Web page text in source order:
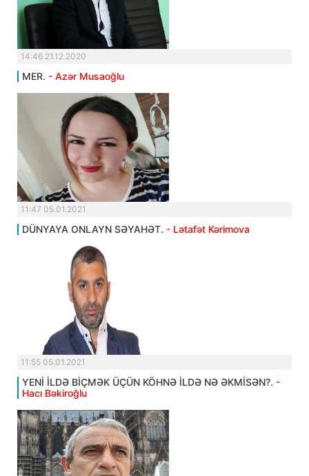
14:46 21.12.2020
MER. - Azər Musaoğlu
11:47 05.01.2021
DÜNYAYA ONLAYN SƏYAHƏT. - Lətafət Kərimova
11:55 05.01.2021
YENİ İLDƏ BİÇMƏK ÜÇÜN KÖHNƏ İLDƏ NƏ ƏKMİSƏN?. -
Hacı Bəkiroğlu